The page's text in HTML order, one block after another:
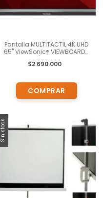
Pantalla MULTITACTIL 4K UHD
65" ViewSonic® VIEWBOARD™
$2.690.000
Sin stock